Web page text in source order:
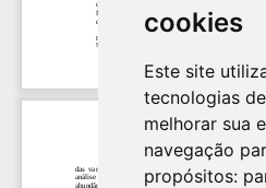
cookies
Este site
tecnologias
melhorar sua
navegação
propósitos: